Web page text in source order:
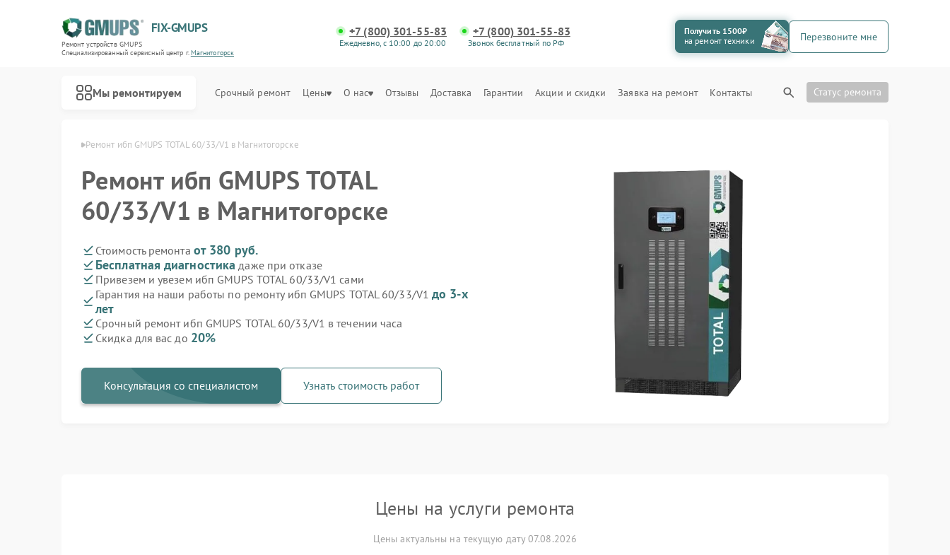
FIX-GMUPS
Ремонт устройств GMUPS
Специализированный cервисный центр г.Магнитогорск
+7 (800) 301-55-83
Ежедневно, с 10:00 до 20:00
+7 (800) 301-55-83
Звонок бесплатный по РФ
Получить 1500₽
на ремонт техники
Перезвоните мне
Мы ремонтируем Срочный ремонт Цены О нас Отзывы Доставка Гарантии Акции и скидки Заявка на ремонт Контакты Статус ремонта
Ремонт ибп GMUPS TOTAL 60/33/V1 в Магнитогорске
Ремонт ибп GMUPS TOTAL
60/33/V1 в Магнитогорске
Стоимость ремонта от 380 руб.
Бесплатная диагностика даже при отказе
Привезем и увезем ибп GMUPS TOTAL 60/33/V1 сами
Гарантия на наши работы по ремонту ибп GMUPS TOTAL 60/33/V1 до 3-х
лет
Срочный ремонт ибп GMUPS TOTAL 60/33/V1 в течении часа
Скидка для вас до 20%
Консультация со специалистом Узнать стоимость работ
Цены на услуги ремонта
Цены актуальны на текущую дату 07.08.2026